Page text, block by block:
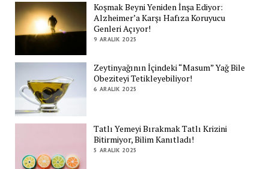
Koşmak Beyni Yeniden İnşa Ediyor:
Alzheimer’a Karşı Hafıza Koruyucu
Genleri Açıyor!
9 ARALIK 2025
Zeytinyağının İçindeki “Masum” Yağ Bile
Obeziteyi Tetikleyebiliyor!
6 ARALIK 2025
Tatlı Yemeyi Bırakmak Tatlı Krizini
Bitirmiyor, Bilim Kanıtladı!
5 ARALIK 2025